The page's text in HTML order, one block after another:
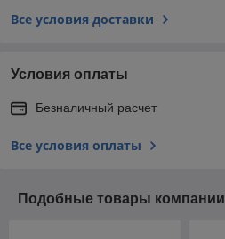
Все условия доставки
Условия оплаты
Безналичный расчет
Все условия оплаты
Подобные товары компании